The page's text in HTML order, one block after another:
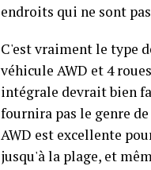
endroits qui ne sont
C'est vraiment le type
véhicule AWD et 4
intégrale devrait bien
fournira pas le genre
AWD est excellente
jusqu'à la plage, et